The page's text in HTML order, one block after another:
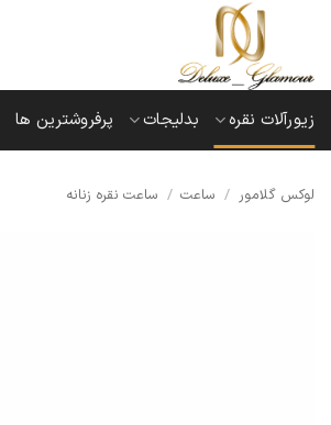
content
زیورآلات نقره بدلیجات پرفروشترین ها
لوکس گلامور / ساعت / ساعت نقره زنانه